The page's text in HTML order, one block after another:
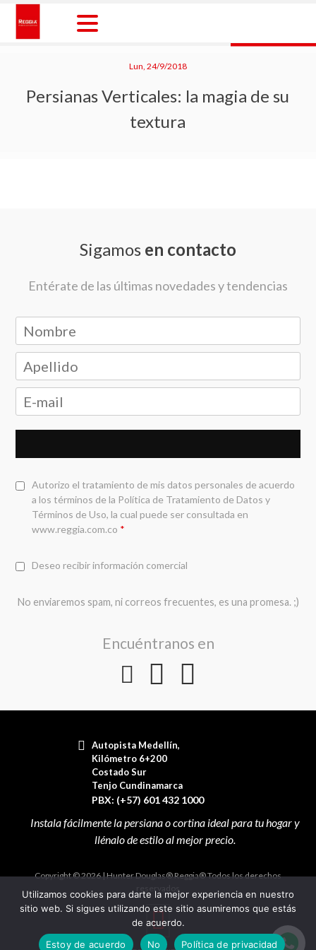
Skip
content
Lun, 24/9/2018
Persianas Verticales: la magia de su
textura
Sigamos en contacto
Entérate de las últimas novedades y tendencias
Autorizo el tratamiento de mis datos personales de acuerdo
a los términos de la Política de Tratamiento de Datos y
Términos de Uso, la cual puede ser consultada en
www.reggia.com.co *
Deseo recibir información comercial
No enviaremos spam, ni correos frecuentes, es una promesa. ;)
Encuéntranos en
Autopista Medellín,
Kilómetro 6+200
Costado Sur
Tenjo Cundinamarca
PBX: (+57) 601 432 1000
Copyright © 2026 | Hunter Douglas® Reggia® Todos los derechos
reservados
Utilizamos cookies para darte la mejor experiencia en nuestro
sitio web. Si sigues utilizando este sitio asumiremos que estás
de acuerdo.
Estoy de acuerdo
No Política de privacidad